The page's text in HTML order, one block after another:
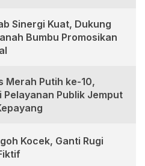
Sinergi Kuat, Dukung
Bumbu Promosikan
Merah Putih ke-10,
Pelayanan Publik Jemput
Kocek, Ganti Rugi